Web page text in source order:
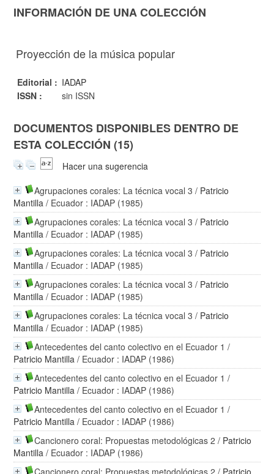
INFORMACIÓN DE UNA COLECCIÓN
Proyección de la música popular
Editorial : IADAP
ISSN :
sin ISSN
DOCUMENTOS DISPONIBLES DENTRO DE
ESTA COLECCIÓN (15)
Hacer una sugerencia
Agrupaciones corales: La técnica vocal 3 / Patricio
Mantilla / Ecuador : IADAP (1985)
Agrupaciones corales: La técnica vocal 3 / Patricio
Mantilla / Ecuador : IADAP (1985)
Agrupaciones corales: La técnica vocal 3 / Patricio
Mantilla / Ecuador : IADAP (1985)
Agrupaciones corales: La técnica vocal 3 / Patricio
Mantilla / Ecuador : IADAP (1985)
Agrupaciones corales: La técnica vocal 3 / Patricio
Mantilla / Ecuador : IADAP (1985)
Antecedentes del canto colectivo en el Ecuador 1 /
Patricio Mantilla / Ecuador : IADAP (1986)
Antecedentes del canto colectivo en el Ecuador 1 /
Patricio Mantilla / Ecuador : IADAP (1986)
Antecedentes del canto colectivo en el Ecuador 1 /
Patricio Mantilla / Ecuador : IADAP (1986)
Cancionero coral: Propuestas metodológicas 2 / Patricio
Mantilla / Ecuador : IADAP (1986)